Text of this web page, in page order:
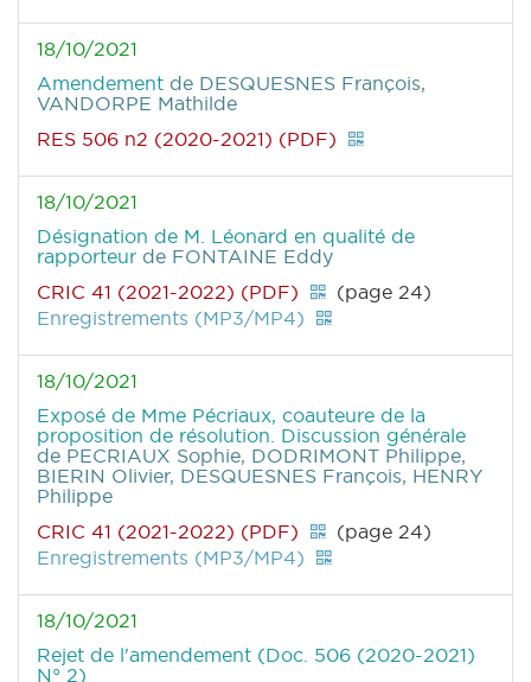
18/10/2021
Amendement de DESQUESNES François,
VANDORPE Mathilde
RES 506 n2 (2020-2021) (PDF)
18/10/2021
Désignation de M. Léonard en qualité de
rapporteur de FONTAINE Eddy
CRIC 41 (2021-2022) (PDF)
(page 24)
Enregistrements (MP3/MP4)
18/10/2021
Exposé de Mme Pécriaux, coauteure de la
proposition de résolution. Discussion générale
de PECRIAUX Sophie, DODRIMONT Philippe,
BIERIN Olivier, DESQUESNES François, HENRY
Philippe
CRIC 41 (2021-2022) (PDF)
(page 24)
Enregistrements (MP3/MP4)
18/10/2021
Rejet de l'amendement (Doc. 506 (2020-2021)
N° 2)